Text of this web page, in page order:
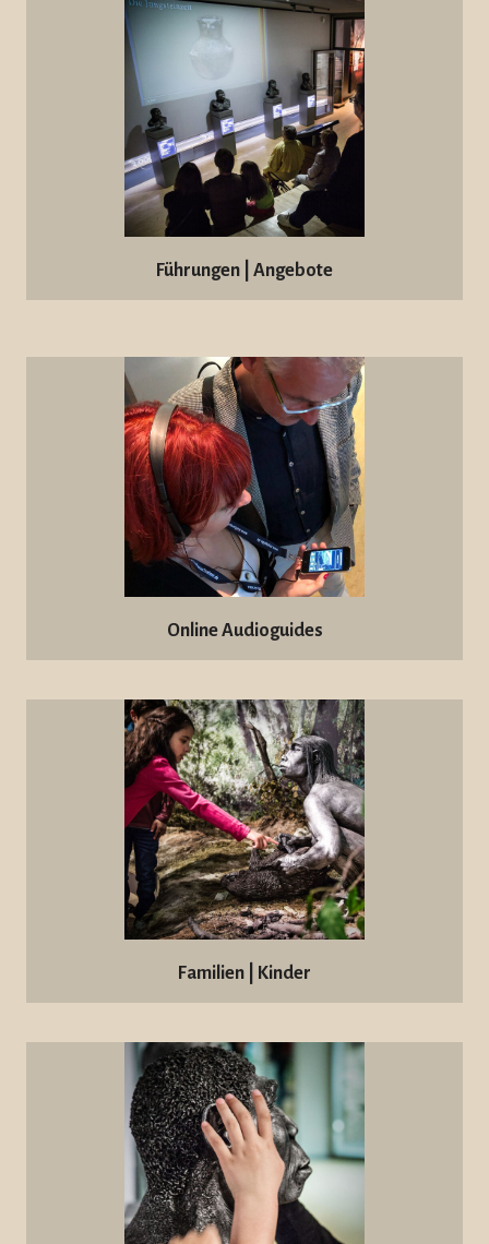
Führungen | Angebote
Online Audioguides
Familien | Kinder